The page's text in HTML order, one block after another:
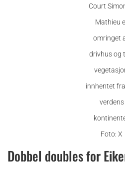
Court
Mathieu
omringet
drivhus og
innhentet
verdens
Foto: X
Dobbel doubles for